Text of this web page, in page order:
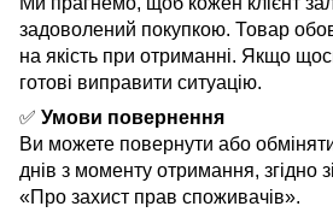
задоволений покупкою. Товар
на якість при отриманні. Якщо
готові виправити ситуацію.
✅ Умови повернення
Ви можете повернути або
днів з моменту отримання, згідно
«Про захист прав споживачів».